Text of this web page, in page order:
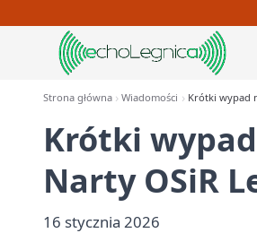
Strona główna Wiadomości Krótki wypad
Krótki
Narty OSiR
16 stycznia 2026